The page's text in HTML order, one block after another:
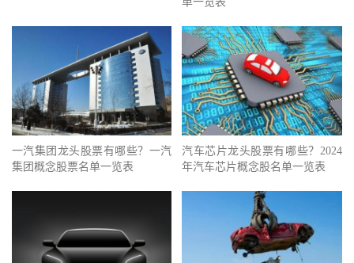
一汽集团龙头股票有哪些？一汽
集团概念股票名单一览表
汽车芯片龙头股票有哪些？2024
年汽车芯片概念股名单一览表